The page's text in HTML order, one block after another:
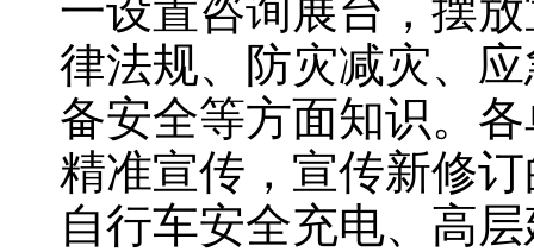
一设置咨询展台，摆
律法规、防灾减灾、
备安全等方面知识。
精准宣传，宣传新修
自行车安全充电、高